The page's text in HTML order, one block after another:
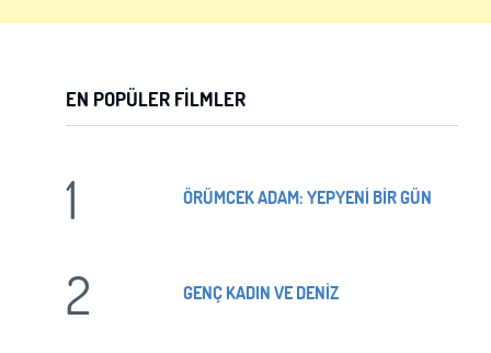
EN POPÜLER FILMLER
1 ÖRÜMCEK ADAM: YEPYENİ BİR GÜN
2 GENÇ KADIN VE DENİZ